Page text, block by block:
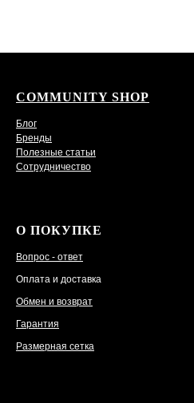
COMMUNITY SHOP
Блог
Бренды
Полезные статьи
Сотрудничество
О ПОКУПКЕ
Вопрос - ответ
Оплата и доставка
Обмен и возврат
Гарантия
Размерная сетка